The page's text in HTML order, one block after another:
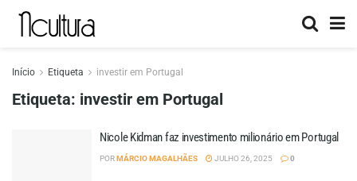
Início Etiqueta investir em Portugal
Etiqueta: investir em Portugal
Nicole Kidman faz investimento milionário em Portugal
PORMÁRCIO MAGALHÃES JULHO 26, 2025 0